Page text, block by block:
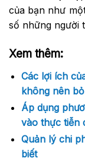
của bạn như
số những người
Xem thêm:
Các lợi ích
không nên
Áp dụng
vào thực tiễn
Quản lý chi
biết